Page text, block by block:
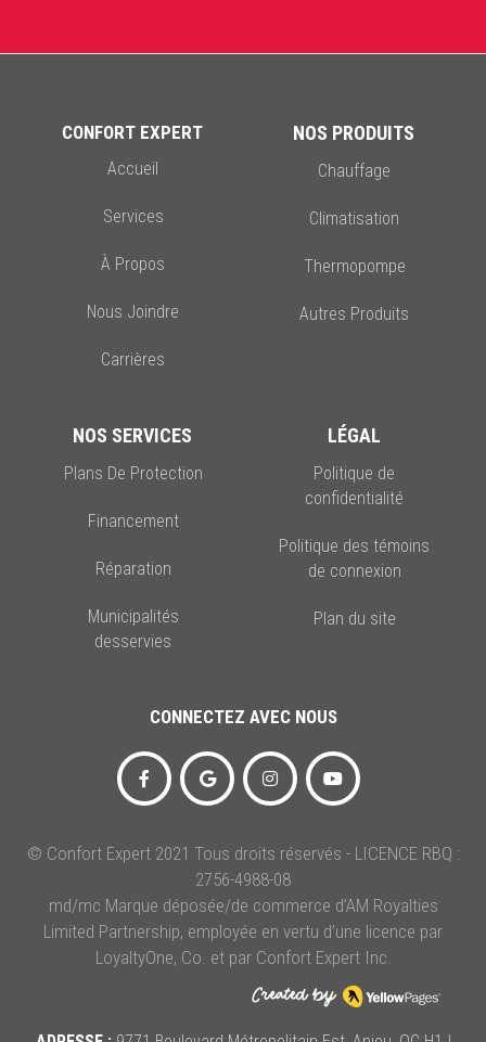
CONFORT EXPERT
Accueil
Services
À Propos
Nous Joindre
Carrières
NOS PRODUITS
Chauffage
Climatisation
Thermopompe
Autres Produits
NOS SERVICES
Plans De Protection
Financement
Réparation
Municipalités
desservies
LÉGAL
Politique de
confidentialité
Politique des témoins
de connexion
Plan du site
CONNECTEZ AVEC NOUS
© Confort Expert 2021 Tous droits réservés - LICENCE RBQ :
2756-4988-08
md/mc Marque déposée/de commerce d’AM Royalties
Limited Partnership, employée en vertu d’une licence par
LoyaltyOne, Co. et par Confort Expert Inc.